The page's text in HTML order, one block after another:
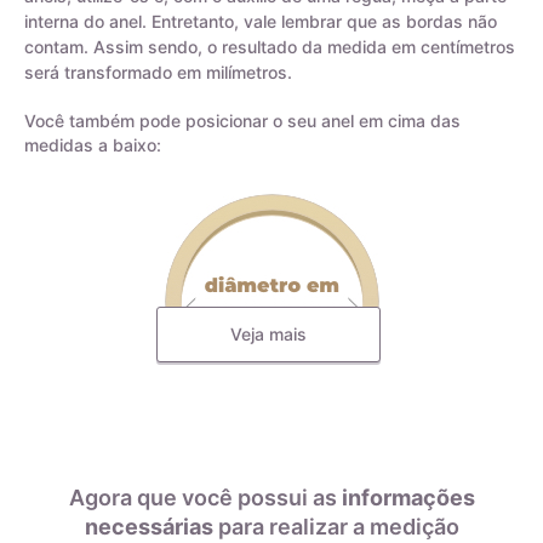
ligas com ouro puro, garantimos que o teor permaneça
constante, desde que a peça não seja derretida. A marca
Veja mais
interna do anel. Entretanto, vale lembrar que as bordas não
contam. Assim sendo, o resultado da medida em centímetros
será transformado em milímetros.
Você também pode posicionar o seu anel em cima das
medidas a baixo:
Agora que você possui as informações
necessáriaspara realizar a medição